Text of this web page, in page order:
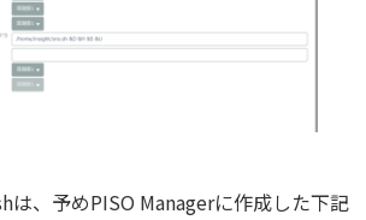
は、予めPISO Managerに作成した下記